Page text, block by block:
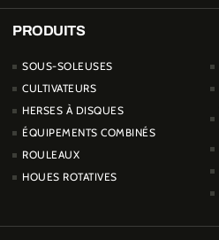
PRODUITS
SOUS-SOLEUSES
CULTIVATEURS
HERSES À DISQUES
ÉQUIPEMENTS COMBINÉS
ROULEAUX
HOUES ROTATIVES